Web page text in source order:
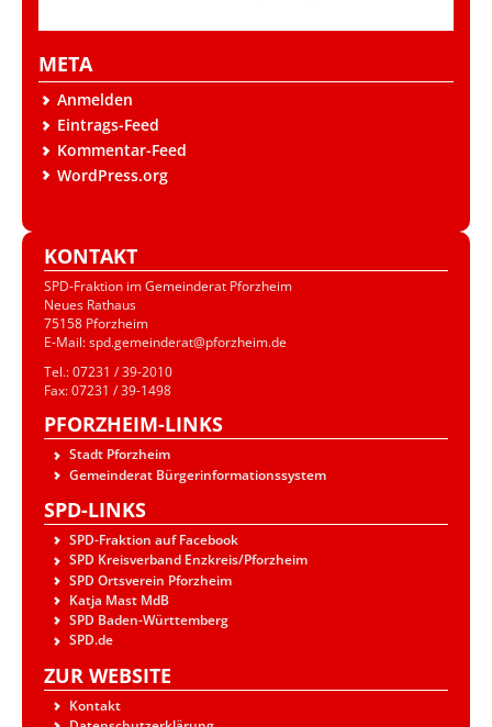
META
Anmelden
Eintrags-Feed
Kommentar-Feed
WordPress.org
KONTAKT
SPD-Fraktion im Gemeinderat Pforzheim
Neues Rathaus
75158 Pforzheim
E-Mail: spd.gemeinderat@pforzheim.de
Tel.: 07231 / 39-2010
Fax: 07231 / 39-1498
PFORZHEIM-LINKS
Stadt Pforzheim
Gemeinderat Bürgerinformationssystem
SPD-LINKS
SPD-Fraktion auf Facebook
SPD Kreisverband Enzkreis/Pforzheim
SPD Ortsverein Pforzheim
Katja Mast MdB
SPD Baden-Württemberg
SPD.de
ZUR WEBSITE
Kontakt